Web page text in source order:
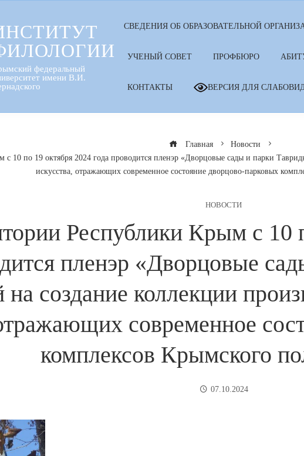
федеральный
имени В.И.
СВЕДЕНИЯ ОБ ОБРАЗОВАТЕЛЬНОЙ
УЧЕНЫЙ СОВЕТ ПРОФБЮРО
КОНТАКТЫ ВЕРСИЯ ДЛЯ
Главная
Новости
10 по 19 октября 2024 года проводится пленэр «Дворцовые сады и парки
искусства, отражающих современное состояние дворцово-парковых
НОВОСТИ
Республики Крым с 10
пленэр «Дворцовые
создание коллекции
современное
комплексов Крымского
07.10.2024